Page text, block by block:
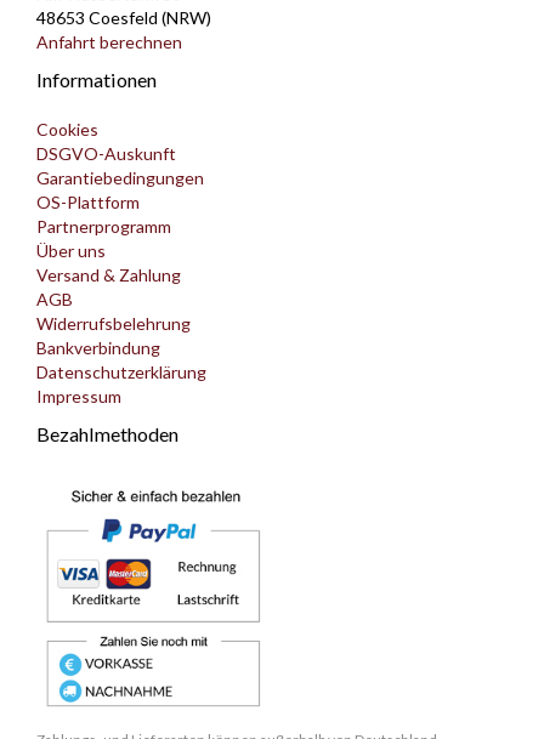
48653 Coesfeld (NRW)
Anfahrt berechnen
Informationen
Cookies
DSGVO-Auskunft
Garantiebedingungen
OS-Plattform
Partnerprogramm
Über uns
Versand & Zahlung
AGB
Widerrufsbelehrung
Bankverbindung
Datenschutzerklärung
Impressum
Bezahlmethoden